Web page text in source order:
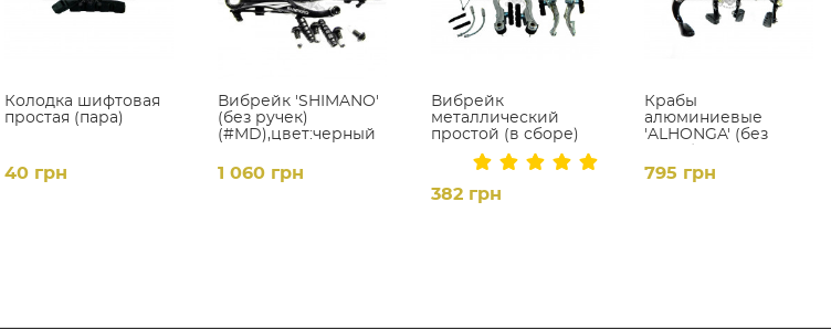
Колодка шифтовая
простая (пара)
40 грн
Вибрейк 'SHIMANO'
(без ручек)
(#MD),цвет:черный
1 060 грн
Вибрейк
металлический
простой (в сборе)
382 грн
Крабы
алюминиевые
'ALHONGA' (без
пара
795 грн